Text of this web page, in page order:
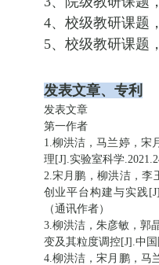
4、校级教研课题
5、校级教研课题
发表文章、专利
发表文章
第一作者
1.柳洪洁，马兰婷，宋
理[J].实验室科学
2.宋月鹏，柳洪洁，李
创业平台构建与实践
（通讯作者）
3.柳洪洁，朱彦敏，郭
变及其粒度调控[J].中国
4.柳洪洁，宋月鹏，马